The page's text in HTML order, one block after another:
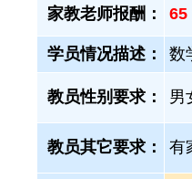
家教老师报酬： 65
学员情况描述： 数
教员性别要求： 男
教员其它要求： 有